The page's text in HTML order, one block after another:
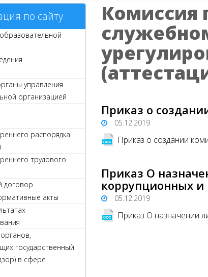
по сайту
управления
организацией
распорядка
трудового
договор
акты
государственный
в сфере
Комиссия
Приказ о
05.12.2019
Приказ о создании
Приказ О
коррупционных
05.12.2019
Приказ О назначении